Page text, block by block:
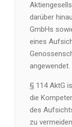
darüber
GmbHs
eines
angewendet.
§ 114 AktG
die
des
zu